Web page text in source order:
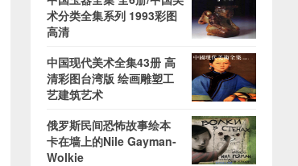
术分类全集系列 1993彩图
高清
中国现代美术全集43册 高
清彩图台湾版 绘画雕塑工
艺建筑艺术
俄罗斯民间恐怖故事绘本
卡在墙上的Nile Gayman-
Wolkie